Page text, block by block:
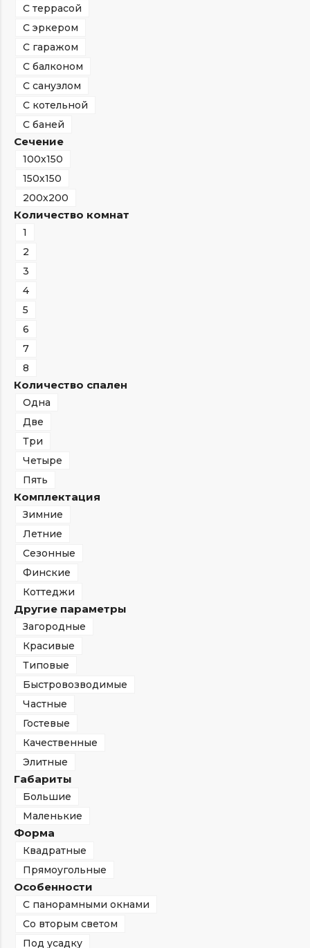
С террасой
С эркером
С гаражом
С балконом
С санузлом
С котельной
С баней
Сечение
100х150
150х150
200х200
Количество комнат
1
2
3
4
5
6
7
8
Количество спален
Одна
Две
Три
Четыре
Пять
Комплектация
Зимние
Летние
Сезонные
Финские
Коттеджи
Другие параметры
Загородные
Красивые
Типовые
Быстровозводимые
Частные
Гостевые
Качественные
Элитные
Габариты
Большие
Маленькие
Форма
Квадратные
Прямоугольные
Особенности
С панорамными окнами
Со вторым светом
Под усадку